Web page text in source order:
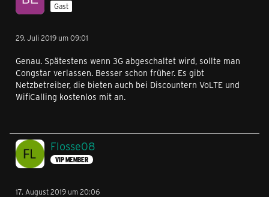
Gast
29. Juli 2019 um 09:01
Genau. Spätestens wenn 3G abgeschaltet wird, sollte man
Congstar verlassen. Besser schon früher. Es gibt
Netzbetreiber, die bieten auch bei Discountern VoLTE und
WifiCalling kostenlos mit an.
Flosse08
VIP MEMBER
17. August 2019 um 20:06